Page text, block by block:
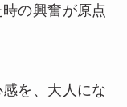
の興奮が原点
を、大人にな